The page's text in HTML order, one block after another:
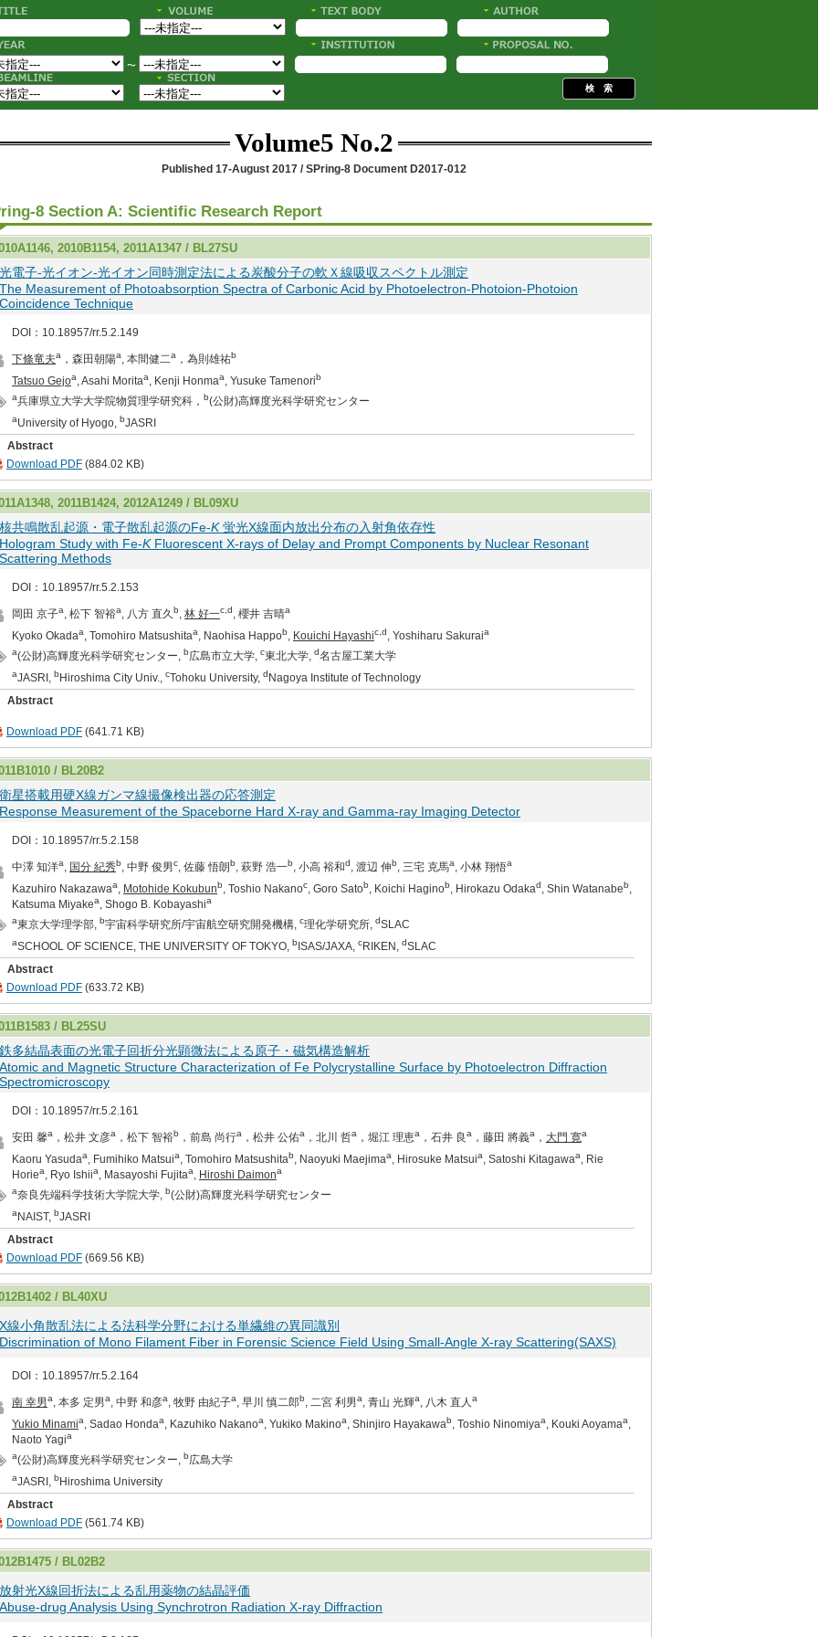
〜
Volume5 No.2
Published 17-August 2017 / SPring-8 Document D2017-012
8 Section A: Scientific Research Report
2010B1154, 2011A1347 / BL27SU
光電子-光イオン-光イオン同時測定法による炭酸分子の軟Ｘ線吸収スペクトル測定
The Measurement of Photoabsorption Spectra of Carbonic Acid by Photoelectron-Photoion-Photoion
Coincidence Technique
DOI：10.18957/rr.5.2.149
下條竜夫a ，森田朝陽a, 本間健二a ，為則雄祐b
Tatsuo Gejoa, Asahi Moritaa, Kenji Honmaa, Yusuke Tamenorib
a兵庫県立大学大学院物質理学研究科， b(公財)高輝度光科学研究センター
aUniversity of Hyogo, bJASRI
Abstract
Download PDF (884.02 KB)
2011B1424, 2012A1249 / BL09XU
核共鳴散乱起源・電子散乱起源のFe-K蛍光X線面内放出分布の入射角依存性
Hologram Study with Fe-KFluorescent X-rays of Delay and Prompt Components by Nuclear Resonant
Scattering Methods
DOI：10.18957/rr.5.2.153
岡田 京子a, 松下 智裕a, 八方 直久b, 林 好一c,d, 櫻井 吉晴a
Kyoko Okadaa, Tomohiro Matsushitaa, Naohisa Happob, Kouichi Hayashic,d, Yoshiharu Sakuraia
a(公財)高輝度光科学研究センター, b広島市立大学, c東北大学, d名古屋工業大学
aJASRI, b Hiroshima City Univ., cTohoku University, d Nagoya Institute of Technology
Abstract
Download PDF (641.71 KB)
/ BL20B2
衛星搭載用硬X線ガンマ線撮像検出器の応答測定
Response Measurement of the Spaceborne Hard X-ray and Gamma-ray Imaging Detector
DOI：10.18957/rr.5.2.158
中澤 知洋a, 国分 紀秀b, 中野 俊男c, 佐藤 悟朗b, 萩野 浩⼀b, 小⾼ 裕和d, 渡辺 伸b, 三宅 克馬a, 小林 翔悟a
Kazuhiro Nakazawaa, Motohide Kokubunb, Toshio Nakanoc, Goro Satob, Koichi Haginob, Hirokazu Odakad, Shin Watanabeb,
Katsuma Miyakea, Shogo B. Kobayashia
a東京大学理学部, b宇宙科学研究所/宇宙航空研究開発機構, c理化学研究所, dSLAC
aSCHOOL OF SCIENCE, THE UNIVERSITY OF TOKYO, b ISAS/JAXA, cRIKEN, dSLAC
Abstract
Download PDF (633.72 KB)
/ BL25SU
鉄多結晶表面の光電子回折分光顕微法による原子・磁気構造解析
Atomic and Magnetic Structure Characterization of Fe Polycrystalline Surface by Photoelectron Diffraction
Spectromicroscopy
DOI：10.18957/rr.5.2.161
安田 馨a ，松井 文彦a ，松下 智裕b ，前島 尚行a ，松井 公佑a ，北川 哲a ，堀江 理恵a ，石井 良a ，藤田 將義a ， 大門 寛a
Kaoru Yasudaa, Fumihiko Matsuia, Tomohiro Matsushitab, Naoyuki Maejimaa, Hirosuke Matsuia, Satoshi Kitagawaa, Rie
Horiea, Ryo Ishiia, Masayoshi Fujitaa, Hiroshi Daimona
a奈良先端科学技術大学院大学, b(公財)高輝度光科学研究センター
a NAIST, bJASRI
Abstract
Download PDF (669.56 KB)
/ BL40XU
X線小角散乱法による法科学分野における単繊維の異同識別
Discrimination of Mono Filament Fiber in Forensic Science Field Using Small-Angle X-ray Scattering(SAXS)
DOI：10.18957/rr.5.2.164
南 幸男a, 本多 定男a, 中野 和彦a, 牧野 由紀子a, 早川 慎二郎b, 二宮 利男a, 青山 光輝a, 八木 直人a
Yukio Minamia, Sadao Hondaa, Kazuhiko Nakanoa, Yukiko Makinoa, Shinjiro Hayakawab, Toshio Ninomiyaa, Kouki Aoyamaa,
Naoto Yagia
a(公財)高輝度光科学研究センター, b広島大学
aJASRI, b Hiroshima University
Abstract
Download PDF (561.74 KB)
/ BL02B2
放射光X線回折法による乱用薬物の結晶評価
Abuse-drug Analysis Using Synchrotron Radiation X-ray Diffraction